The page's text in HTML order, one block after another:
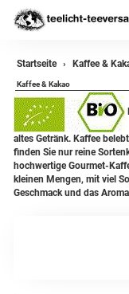
Startseite Kaffee &
Kaffee & Kakao
altes Getränk. Kaffee
finden Sie nur reine
hochwertige Gourmet-
kleinen Mengen, mit viel
Geschmack und das